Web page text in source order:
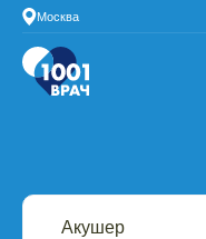
Москва